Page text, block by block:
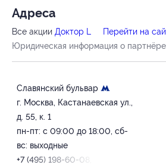
Адресa
Все акции Доктор L
Перейти на
Юридическая информация о партнёре
Славянский бульвар
г. Москва, Кастанаевская ул.,
д. 55, к. 1
пн-пт: с 09:00 до 18:00, сб-
вс: выходные
+7 (495) 198-60-08, +7 (980)